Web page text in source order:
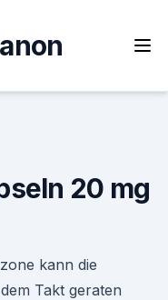
20 mg
kann die
Takt geraten